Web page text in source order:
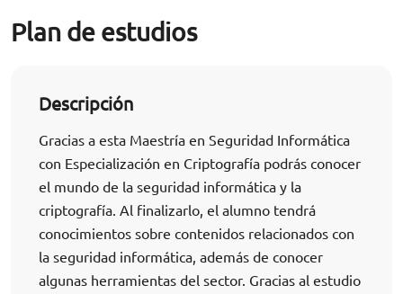
Plan de estudios
Descripción
Gracias a esta Maestría en Seguridad Informática
con Especialización en Criptografía podrás conocer
el mundo de la seguridad informática y la
criptografía. Al finalizarlo, el alumno tendrá
conocimientos sobre contenidos relacionados con
la seguridad informática, además de conocer
algunas herramientas del sector. Gracias al estudio